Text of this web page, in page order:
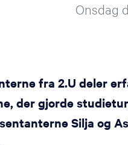
Onsdag
fra 2.U deler
der gjorde
Silja og